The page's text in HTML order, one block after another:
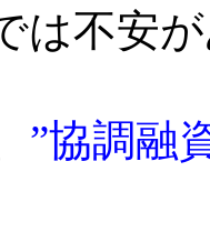
は不安
”協調融